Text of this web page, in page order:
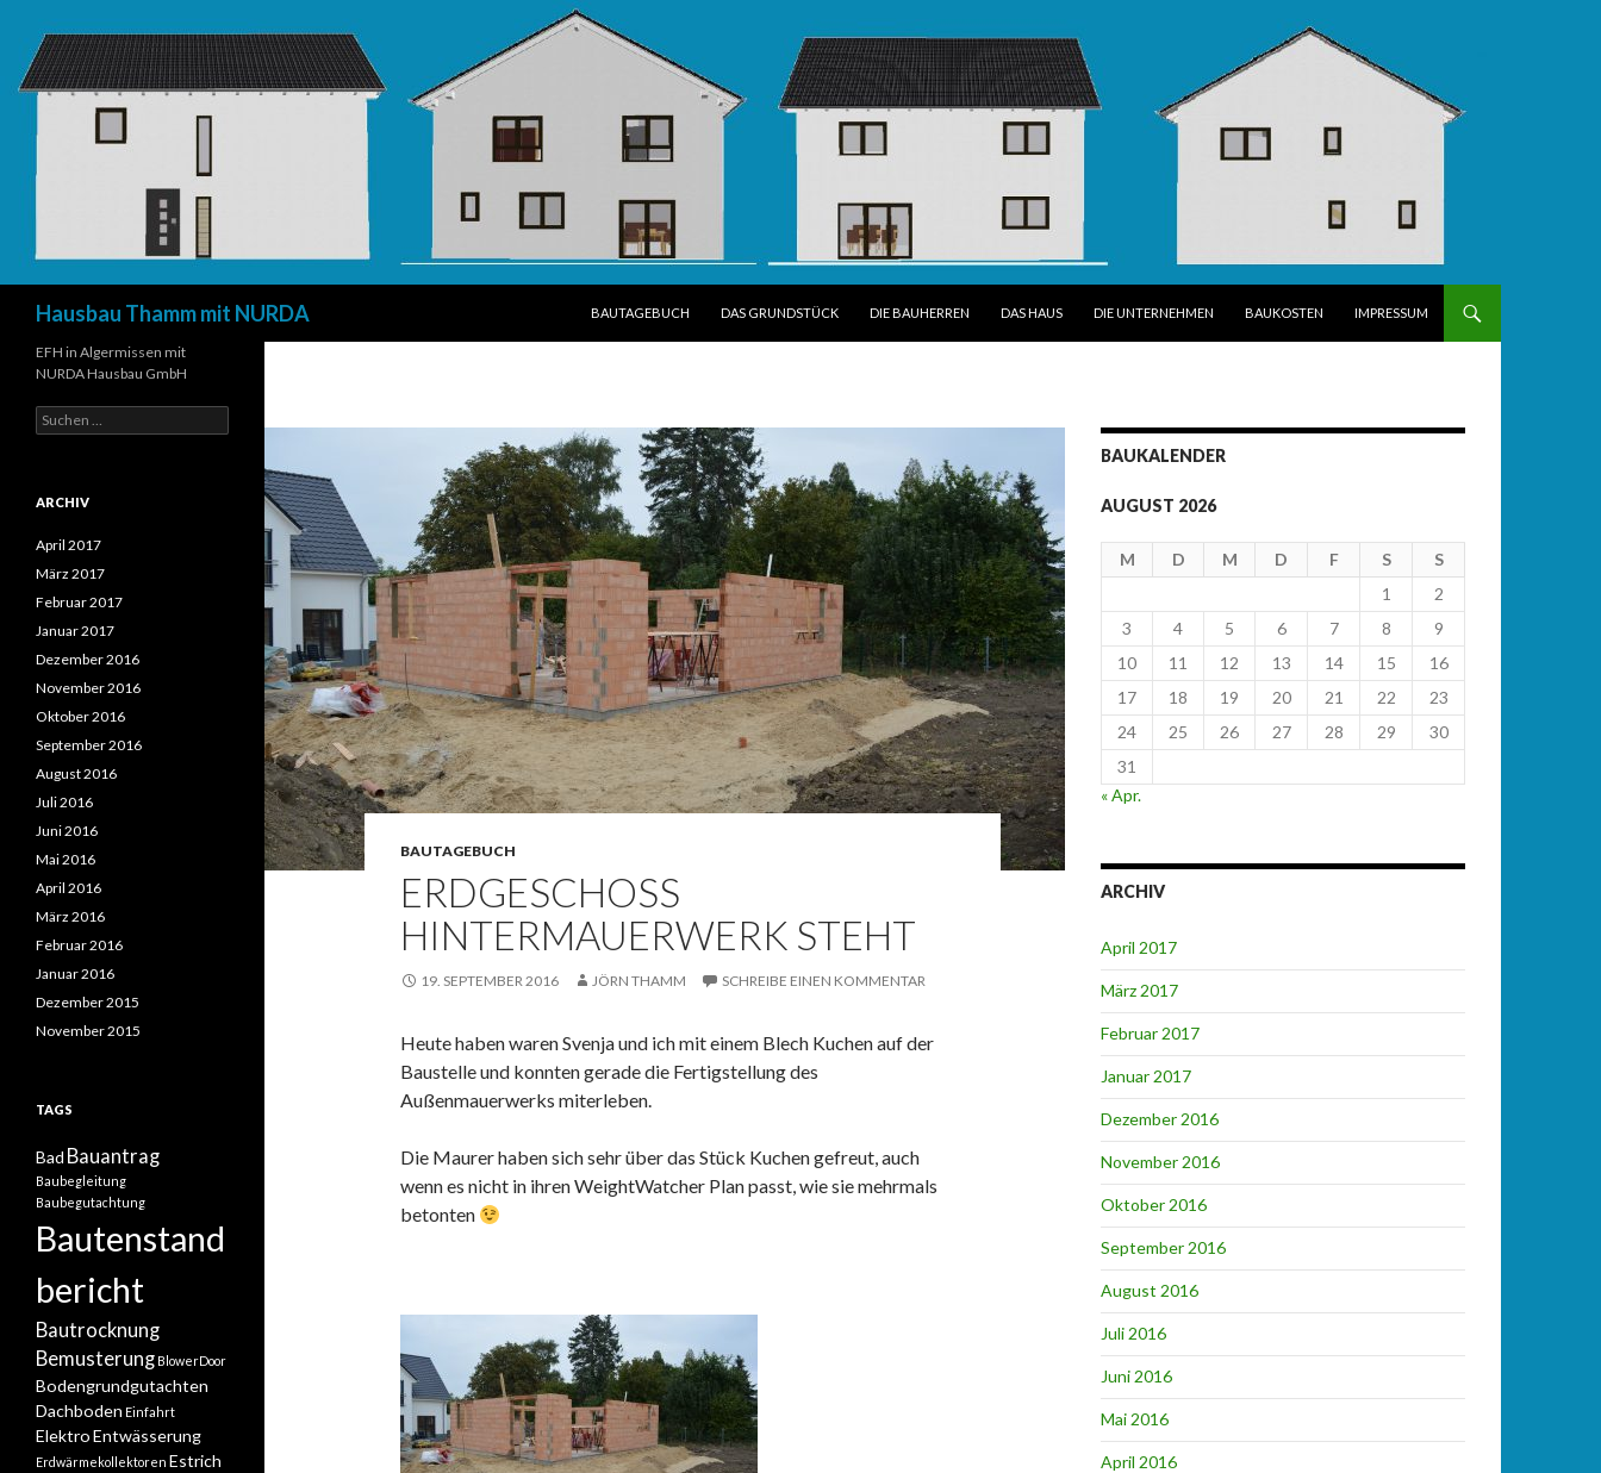
Hausbau Thamm mit NURDA
BAUTAGEBUCH
DAS GRUNDSTÜCK DIE BAUHERREN DAS HAUS DIE UNTERNEHMEN BAUKOSTEN IMPRESSUM
BAUTAGEBUCH
ERDGESCHOSS
HINTERMAUERWERK STEHT
19. SEPTEMBER 2016 JÖRN THAMM SCHREIBE EINEN KOMMENTAR
Heute haben waren Svenja und ich mit einem Blech Kuchen auf der
Baustelle und konnten gerade die Fertigstellung des
Außenmauerwerks miterleben.
Die Maurer haben sich sehr über das Stück Kuchen gefreut, auch
wenn es nicht in ihren WeightWatcher Plan passt, wie sie mehrmals
betonten
BAUKALENDER
AUGUST 2026
M D M D F S
S
1
2
3
4 5 6 7 8
9
10
11 12 13 14 15
16
17
18 19 20 21 22
23
24
25 26 27 28 29
30
31
« Apr.
ARCHIV
April 2017
März 2017
Februar 2017
Januar 2017
Dezember 2016
November 2016
Oktober 2016
September 2016
August 2016
Juli 2016
Juni 2016
Mai 2016
April 2016
EFH in Algermissen mit
NURDA Hausbau GmbH
Suchen
nach:
ARCHIV
April 2017
März 2017
Februar 2017
Januar 2017
Dezember 2016
November 2016
Oktober 2016
September 2016
August 2016
Juli 2016
Juni 2016
Mai 2016
April 2016
März 2016
Februar 2016
Januar 2016
Dezember 2015
November 2015
TAGS
Bad Bauantrag
Baubegleitung
Baubegutachtung
Bautenstand
bericht
Bautrocknung
Bemusterung BlowerDoor
Bodengrundgutachten
Dachboden Einfahrt
ElektroEntwässerung
Erdwärmekollektoren Estrich